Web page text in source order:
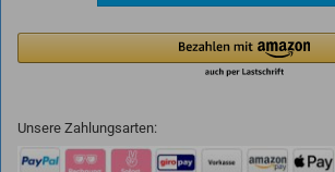
Unsere Zahlungsarten: